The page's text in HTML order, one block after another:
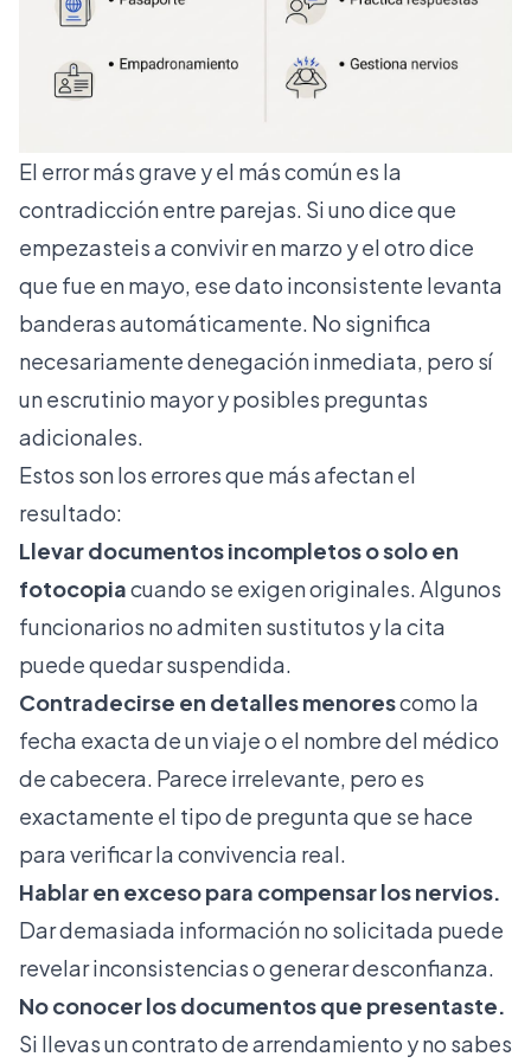
El error más grave y el más común es la
contradicción entre parejas. Si uno dice que
empezasteis a convivir en marzo y el otro dice
que fue en mayo, ese dato inconsistente levanta
banderas automáticamente. No significa
necesariamente denegación inmediata, pero sí
un escrutinio mayor y posibles preguntas
adicionales.
Estos son los errores que más afectan el
resultado:
Llevar documentos incompletos o solo en
fotocopiacuando se exigen originales. Algunos
funcionarios no admiten sustitutos y la cita
puede quedar suspendida.
Contradecirse en detalles menorescomo la
fecha exacta de un viaje o el nombre del médico
de cabecera. Parece irrelevante, pero es
exactamente el tipo de pregunta que se hace
para verificar la convivencia real.
Hablar en exceso para compensar los nervios.
Dar demasiada información no solicitada puede
revelar inconsistencias o generar desconfianza.
No conocer los documentos que presentaste.
Si llevas un contrato de arrendamiento y no sabes